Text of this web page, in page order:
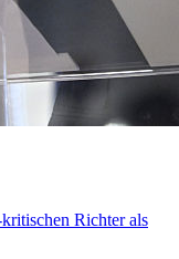
Richter als